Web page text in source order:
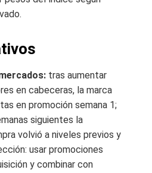
tras aumentar
en cabeceras, la marca
en promoción semana 1;
siguientes la
volvió a niveles previos y
usar promociones
y combinar con